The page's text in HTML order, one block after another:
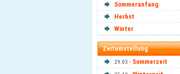
Sommeranfang
Herbst
Winter
Zeitumstellung
29.03 - Sommerzeit